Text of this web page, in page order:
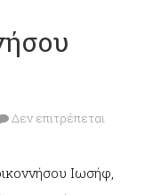
Δεν επιτρέπεται
Ιωσήφ,